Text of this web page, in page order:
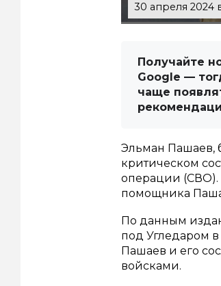
30 апреля 2024
Получайте
Google —
чаще
Эльман Пашаев,
критическом
операции (СВО).
помощника
По данным
под Угледаром
Пашаев и его
войсками.